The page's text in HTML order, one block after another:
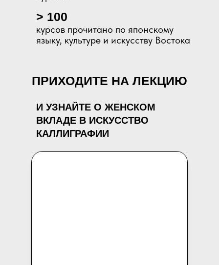
> 100
курсов прочитано по японскому
языку, культуре и искусству Востока
ПРИХОДИТЕ НА ЛЕКЦИЮ
И УЗНАЙТЕ О ЖЕНСКОМ
ВКЛАДЕ В ИСКУССТВО
КАЛЛИГРАФИИ